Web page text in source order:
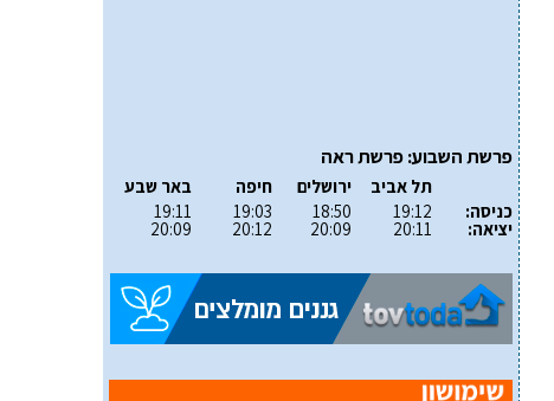
פרשת השבוע: פרשת ראה
כניסה:
יציאה:
תל אביב
19:12
20:11
ירושלים
18:50
20:09
חיפה
19:03
20:12
באר שבע
19:11
20:09